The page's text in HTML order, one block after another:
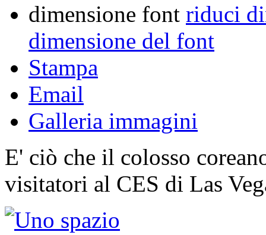
dimensione font riduci
dimensione del font
Stampa
Email
Galleria immagini
E' ciò che il colosso
visitatori al CES di Las